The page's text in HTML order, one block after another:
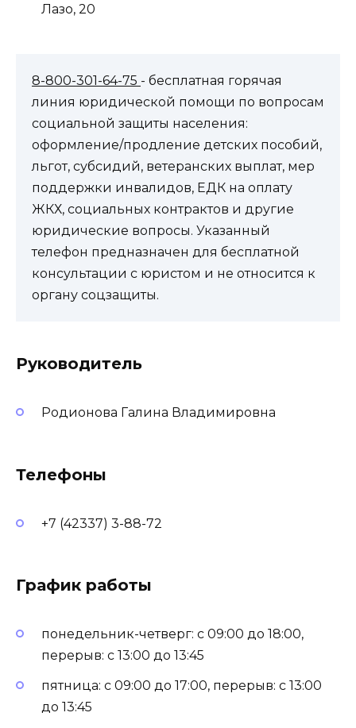
Лазо, 20
8-800-301-64-75 - бесплатная горячая
линия юридической помощи по вопросам
социальной защиты населения:
оформление/продление детских пособий,
льгот, субсидий, ветеранских выплат, мер
поддержки инвалидов, ЕДК на оплату
ЖКХ, социальных контрактов и другие
юридические вопросы. Указанный
телефон предназначен для бесплатной
консультации с юристом и не относится к
органу соцзащиты.
Руководитель
Родионова Галина Владимировна
Телефоны
+7 (42337) 3-88-72
График работы
понедельник-четверг: с 09:00 до 18:00,
перерыв: с 13:00 до 13:45
пятница: с 09:00 до 17:00, перерыв: с 13:00
до 13:45